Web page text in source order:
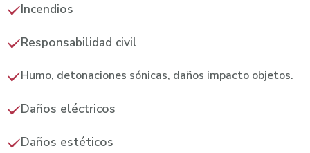
Incendios
Responsabilidad civil
Humo, detonaciones sónicas, daños impacto objetos.
Daños eléctricos
Daños estéticos